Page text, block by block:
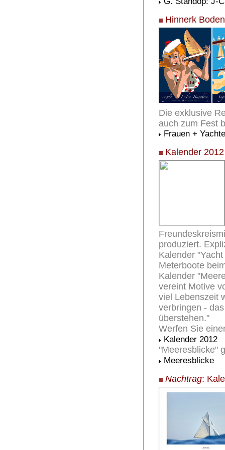
Hinnerk
Die exklusive
auch zum Fest
Frauen +
Kalender 2012
produziert.
Kalender
Meterboote
Kalender
vereint Motive
viel Lebenszeit
verbringen -
überstehen."
Werfen Sie
Kalender 2012
"Meeresblicke"
Meeresblicke
Nachtrag: